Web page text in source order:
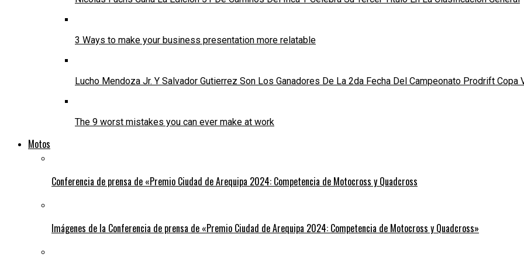
3 Ways to make your business presentation more relatable
Lucho Mendoza Jr. Y Salvador Gutierrez Son Los Ganadores De La 2da Fecha Del Campeonato Prodrift Copa
The 9 worst mistakes you can ever make at work
Motos
Conferencia de prensa de «Premio Ciudad de Arequipa 2024: Competencia de Motocross y Quadcross
Imágenes de la Conferencia de prensa de «Premio Ciudad de Arequipa 2024: Competencia de Motocross y Quadcross»